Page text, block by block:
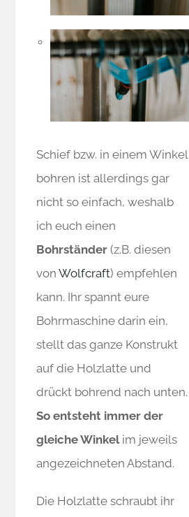
Schief bzw. in einem Winkel
bohren ist allerdings gar
nicht so einfach, weshalb
ich euch einen
Bohrständer (z.B. diesen
vonWolfcraft) empfehlen
kann. Ihr spannt eure
Bohrmaschine darin ein,
stellt das ganze Konstrukt
auf die Holzlatte und
drückt bohrend nach unten.
So entsteht immer der
gleiche Winkelim jeweils
angezeichneten Abstand.
Die Holzlatte schraubt ihr